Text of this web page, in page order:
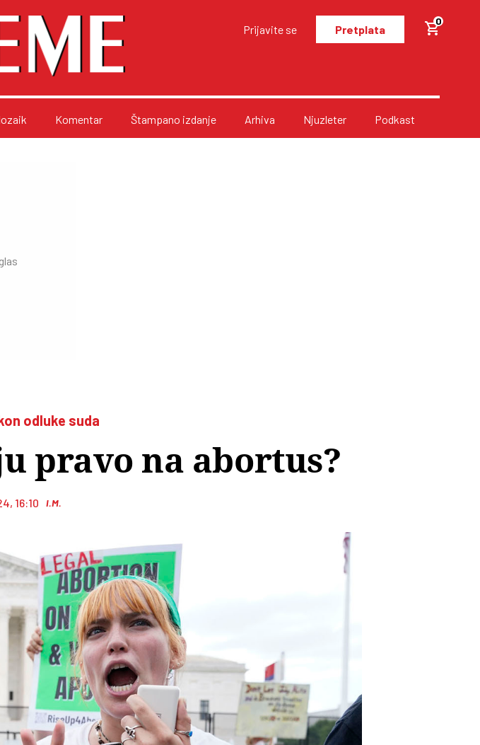
Prijavite se Pretplata
0
Komentar Štampano izdanje Arhiva Njuzleter Podkast
odluke suda
pravo na abortus?
16:10 I.M.